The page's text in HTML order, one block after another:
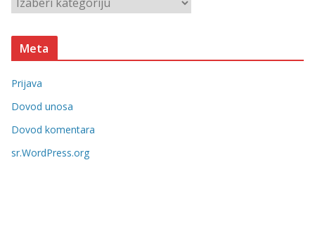
a
t
o
r
i
e
Meta
Prijava
Dovod unosa
Dovod komentara
sr.WordPress.org